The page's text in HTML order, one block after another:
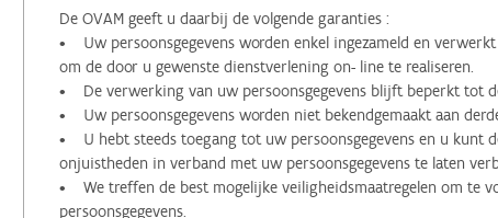
De OVAM geeft u daarbij de volgende garanties :
• Uw persoonsgegevens worden enkel ingezameld en
om de door u gewenste dienstverlening on- line te realiseren.
• De verwerking van uw persoonsgegevens blijft beperkt tot
• Uw persoonsgegevens worden niet bekendgemaakt aan
• U hebt steeds toegang tot uw persoonsgegevens en u kunt
onjuistheden in verband met uw persoonsgegevens te laten
• We treffen de best mogelijke veiligheidsmaatregelen om te
persoonsgegevens.